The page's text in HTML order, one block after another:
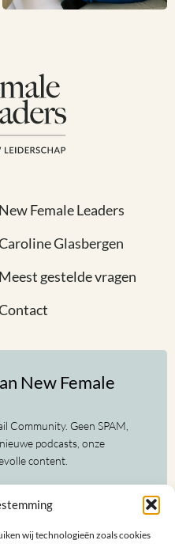
wij technologieën zoals cookies
New Female Leaders
Glasbergen
Meest gestelde vragen
New Female
Community. Geen SPAM,
podcasts, onze
content.